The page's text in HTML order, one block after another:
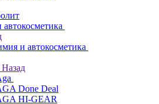
и автокосметика
Назад
Done Deal
HI-GEAR